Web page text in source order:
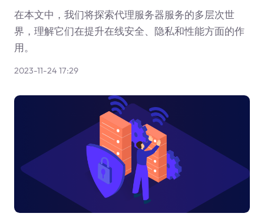
在本文中，我们将探索代理服务器服务的多层次世
界，理解它们在提升在线安全、隐私和性能方面的作
用。
2023-11-24 17:29